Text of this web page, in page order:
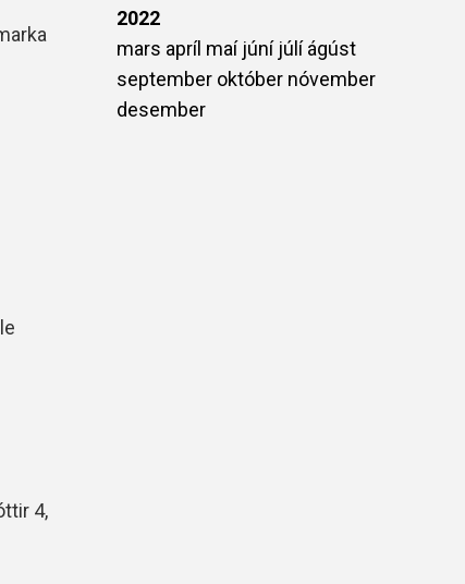
4,
2022
mars apríl maí júní júlíágúst
september október nóvember
desember